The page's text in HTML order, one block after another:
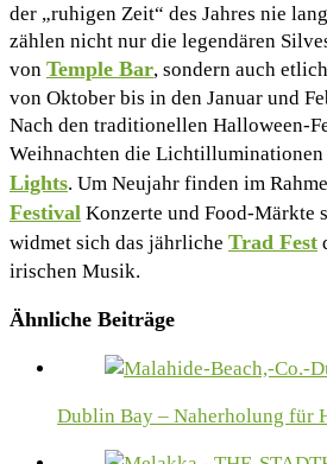
der „ruhigen Zeit“ des Jahres nie
zählen nicht nur die legendären
von Temple Bar, sondern auch
von Oktober bis in den Januar und
Nach den traditionellen Halloween-
Weihnachten die Lichtilluminationen
Lights. Um Neujahr finden im
Festival Konzerte und Food-Märkte
widmet sich das jährliche Trad Fest
irischen Musik.
Ähnliche Beiträge
Dublin Bay – Naherholung für